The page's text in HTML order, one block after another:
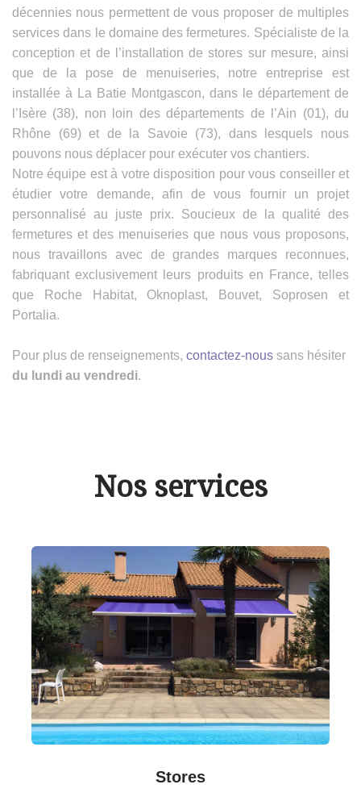
décennies nous permettent de vous proposer de multiples
services dans le domaine des fermetures. Spécialiste de la
conception et de l’installation de stores sur mesure, ainsi
que de la pose de menuiseries, notre entreprise est
installée à La Batie Montgascon, dans le département de
l’Isère (38), non loin des départements de l’Ain (01), du
Rhône (69) et de la Savoie (73), dans lesquels nous
pouvons nous déplacer pour exécuter vos chantiers.
Notre équipe est à votre disposition pour vous conseiller et
étudier votre demande, afin de vous fournir un projet
personnalisé au juste prix. Soucieux de la qualité des
fermetures et des menuiseries que nous vous proposons,
nous travaillons avec de grandes marques reconnues,
fabriquant exclusivement leurs produits en France, telles
que Roche Habitat, Oknoplast, Bouvet, Soprosen et
Portalia.
Pour plus de renseignements, contactez-nous sans hésiter
du lundi au vendredi.
Nos services
Stores